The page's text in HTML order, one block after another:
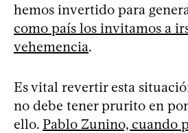
hemos invertido para
como país los invitamos a
vehemencia.
Es vital revertir esta
no debe tener prurito en
ello. Pablo Zunino, cuando